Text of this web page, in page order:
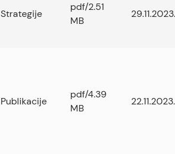
Strategije
pdf/2.51
MB
29.11.2023.
Publikacije
pdf/4.39
MB
22.11.2023.